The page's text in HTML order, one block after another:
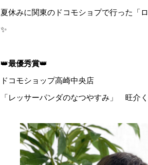
夏休みに関東のドコモショプで行った「
✨
👑最優秀賞👑
ドコモショップ高崎中央店
「レッサーパンダのなつやすみ」 旺介